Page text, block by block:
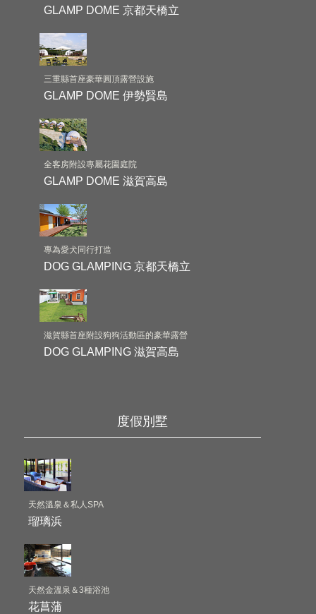
GLAMP DOME 京都天橋立
三重縣首座豪華圓頂露營設施
GLAMP DOME 伊勢賢島
全客房附設專屬花園庭院
GLAMP DOME 滋賀高島
專為愛犬同行打造
DOG GLAMPING 京都天橋立
滋賀縣首座附設狗狗活動區的豪華露營
DOG GLAMPING 滋賀高島
度假別墅
天然溫泉＆私人SPA
瑠璃浜
天然金溫泉＆3種浴池
花菖蒲